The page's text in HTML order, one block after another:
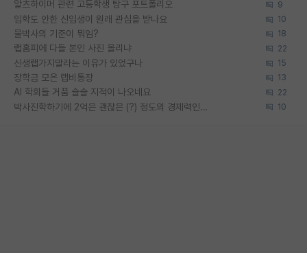
알츠하이머 관련 고등학생 탐구 포트폴리오 9
입학도 안한 신입생이 원래 관심을 받나요 10
물박사의 기준이 뭐임? 18
랩홈피에 다들 본인 사진 올리냐 22
신생랩가지말라는 이유가 있었구나 15
장학금 모은 랩비통장 13
AI 학회들 거품 슬슬 지적이 나오네요 22
박사진학하기에 2억은 괜찮은 (?) 정도의 경제력인가요 10